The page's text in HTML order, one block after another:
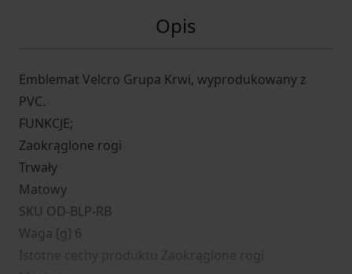
Opis
Emblemat Velcro Grupa Krwi, wyprodukowany z
PVC.
FUNKCJE;
Zaokrąglone rogi
Trwały
Matowy
SKU OD-BLP-RB
Waga [g] 6
Istotne cechy produktu Zaokrąglone rogi